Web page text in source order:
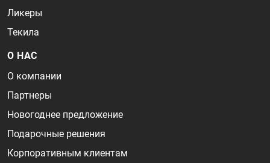
Ликеры
Текила
О НАС
О компании
Партнеры
Новогоднее предложение
Подарочные решения
Корпоративным клиентам